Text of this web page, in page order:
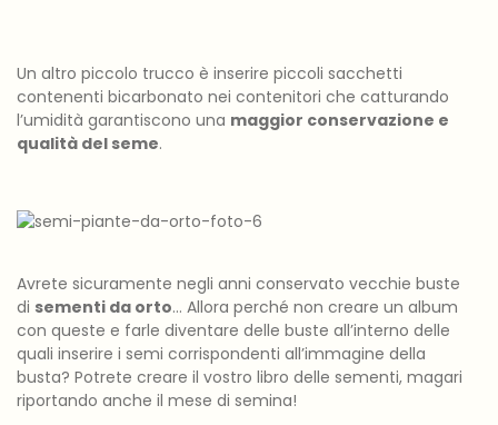
Un altro piccolo trucco è inserire piccoli sacchetti
contenenti bicarbonato nei contenitori che catturando
l’umidità garantiscono una maggior conservazione e
qualità del seme.
Avrete sicuramente negli anni conservato vecchie buste
di sementi da orto… Allora perché non creare un album
con queste e farle diventare delle buste all’interno delle
quali inserire i semi corrispondenti all’immagine della
busta? Potrete creare il vostro libro delle sementi, magari
riportando anche il mese di semina!